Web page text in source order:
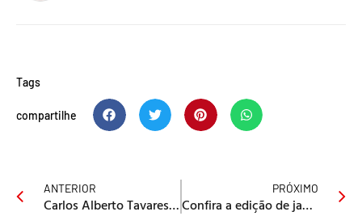
Tags
compartilhe
ANTERIOR
Carlos Alberto Tavares é o novo bispo da Igreja Metodista do Brasil
PRÓXIMO
Confira a edição de janeiro do Expositor Cristão